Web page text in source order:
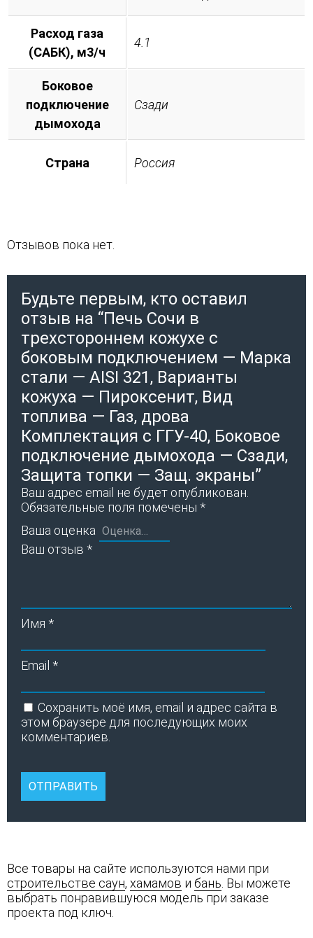
Расход газа
(САБК), м3/ч
4.1
Боковое
подключение
дымохода
Сзади
Страна Россия
Отзывов пока нет.
Будьте первым, кто оставил
отзыв на “Печь Сочи в
трехстороннем кожухе с
боковым подключением — Марка
стали — AISI 321, Варианты
кожуха — Пироксенит, Вид
топлива — Газ, дрова
Комплектация с ГГУ-40, Боковое
подключение дымохода — Сзади,
Защита топки — Защ. экраны”
Ваш адрес email не будет опубликован.
Обязательные поля помечены *
Ваша оценка
Ваш отзыв *
Имя *
Email *
Сохранить моё имя, email и адрес сайта в
этом браузере для последующих моих
комментариев.
Все товары на сайте используются нами при
строительстве саун, хамамов и бань . Вы можете
выбрать понравившуюся модель при заказе
проекта под ключ.